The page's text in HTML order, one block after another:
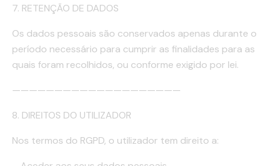
7. RETENÇÃO DE DADOS
Os dados pessoais são conservados apenas durante o
período necessário para cumprir as finalidades para as
quais foram recolhidos, ou conforme exigido por lei.
————————————————————
8. DIREITOS DO UTILIZADOR
Nos termos do RGPD, o utilizador tem direito a: